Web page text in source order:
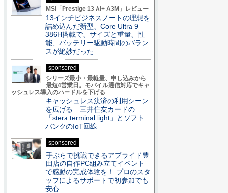
MSI「Prestige 13 AI+ A3M」レビュー
13インチビジネスノートの理想を
詰め込んだ新型、Core Ultra 9
386H搭載で、サイズと重量、性
能、バッテリー駆動時間のバラン
スが絶妙だった
sponsored
シリーズ最小・最軽量、申し込みから
最短4営業日。モバイル通信対応でキャ
ッシュレス導入のハードルを下げる
キャッシュレス決済の利用シーン
を広げる 三井住友カードの
「stera terminal light」とソフト
バンクのIoT回線
sponsored
手ぶらで挑戦できるアプライド豊
田店の自作PC組み立てイベント
で感動の完成体験を！ プロのスタ
ッフによるサポートで初参加でも
安心